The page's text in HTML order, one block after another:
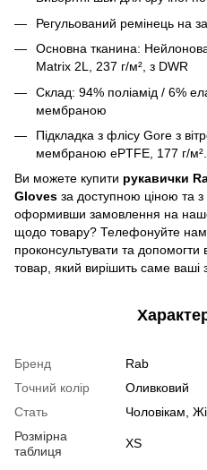
Регульований ремінець на
Основна тканина:
Matrix 2L, 237 г/м², з DWR
Склад: 94% поліамід / 6%
мембраною
Підкладка з флісу Gore з
мембраною ePTFE, 177 г/м².
Ви можете купити рукавички
Gloves за доступною ціною та з
оформивши замовлення на
щодо товару? Телефонуйте
проконсультувати та
товар, який вирішить саме ваші
Бренд
Rab
Точний колір
Оливковий
Стать
Чоловікам,
Розмірна
таблиця
XS